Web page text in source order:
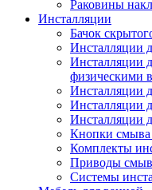
Раковины
Инсталляции
Бачок
Инсталляции
Инсталляции
физическими
Инсталляции
Инсталляции
Инсталляции
Кнопки смыва
Комплекты
Приводы
Системы